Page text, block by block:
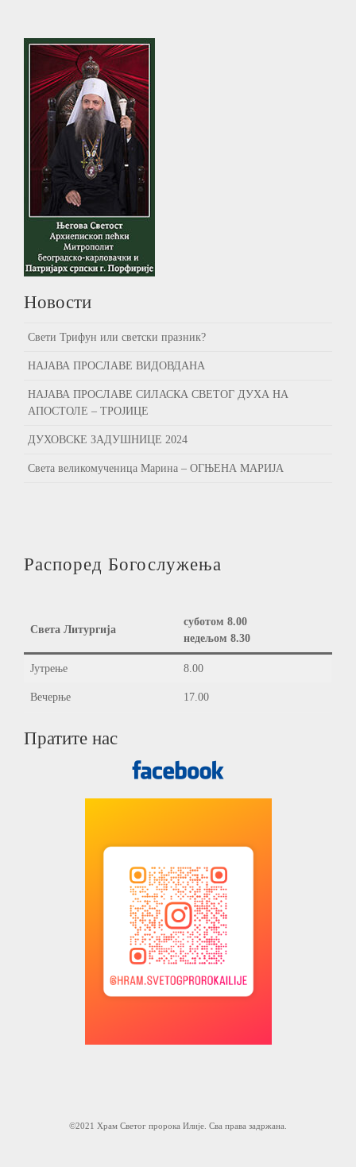
Новости
Свети Трифун или светски празник?
НАЈАВА ПРОСЛАВЕ ВИДОВДАНА
НАЈАВА ПРОСЛАВЕ СИЛАСКА СВЕТОГ ДУХА НА
АПОСТОЛЕ – ТРОЈИЦЕ
ДУХОВСКЕ ЗАДУШНИЦЕ 2024
Света великомученица Марина – ОГЊЕНА МАРИЈА
Распоред Богослужења
Света Литургија
суботом 8.00
недељом 8.30
Јутрење 8.00
Вечерње 17.00
Пратите нас
©2021 Храм Светог пророка Илије. Сва права задржана.